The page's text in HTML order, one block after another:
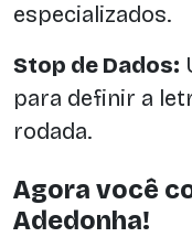
especializados.
Stop de Dados:
para definir a
rodada.
Agora você
Adedonha!